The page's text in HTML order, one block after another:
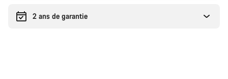
2 ans de garantie